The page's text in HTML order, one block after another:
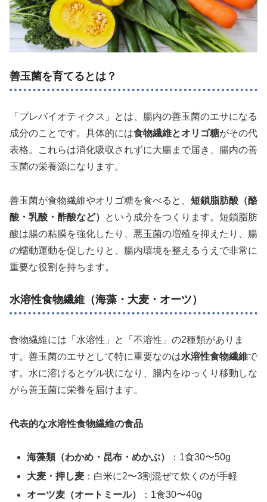
善玉菌を育てるとは？
「プレバイオティクス」とは、腸内の善玉菌のエサになる
成分のことです。具体的には食物繊維とオリゴ糖がその代
表格。これらは消化吸収されずに大腸まで届き、腸内の善
玉菌の栄養源になります。
善玉菌が食物繊維やオリゴ糖を食べると、 短鎖脂肪酸（酪
酸・乳酸・酢酸など）
という成分をつくります。短鎖脂肪
酸は腸の粘膜を強化したり、悪玉菌の増殖を抑えたり、腸
の蠕動運動を促したりと、腸内環境を整えるうえで非常に
重要な役割を持ちます。
水溶性食物繊維（海藻・大麦・オーツ）
食物繊維には「水溶性」と「不溶性」の2種類がありま
す。善玉菌のエサとして特に重要なのは水溶性食物繊維で
す。水に溶けるとゲル状になり、腸内をゆっくり移動しな
がら善玉菌に栄養を届けます。
代表的な水溶性食物繊維の食品
海藻類（わかめ・昆布・めかぶ）
：1食30〜50g
大麦・押し麦 ：白米に2〜3割混ぜて炊くのが手軽
オーツ麦（オートミール）
：1食30〜40g